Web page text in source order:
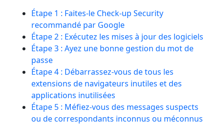
Étape 1 : Faites-le Check-up Security
recommandé par Google
Étape 2 : Exécutez les mises à jour des logiciels
Étape 3 : Ayez une bonne gestion du mot de
passe
Étape 4 : Débarrassez-vous de tous les
extensions de navigateurs inutiles et des
applications inutilisées
Étape 5 : Méfiez-vous des messages suspects
ou de correspondants inconnus ou méconnus